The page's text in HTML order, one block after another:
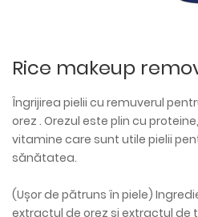
Rice makeup
Îngrijirea pielii cu remuverul
orez . Orezul este plin cu
vitamine care sunt utile pielii
sănătatea.
(Ușor de pătruns în piele)
extractul de orez și extractul de